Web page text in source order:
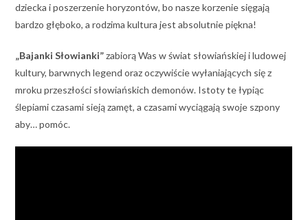
dziecka i poszerzenie horyzontów, bo nasze korzenie sięgają
bardzo głęboko, a rodzima kultura jest absolutnie piękna!
„Bajanki Słowianki”zabiorą Was w świat słowiańskiej i ludowej
kultury, barwnych legend oraz oczywiście wyłaniających się z
mroku przeszłości słowiańskich demonów. Istoty te łypiąc
ślepiami czasami sieją zamęt, a czasami wyciągają swoje szpony
aby… pomóc.